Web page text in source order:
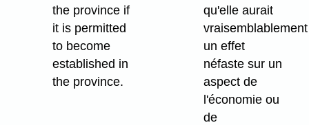
the province if
it is permitted
to become
established in
the province.
qu'elle aurait
vraisemblablement
un effet
néfaste sur un
aspect de
l'économie ou
de